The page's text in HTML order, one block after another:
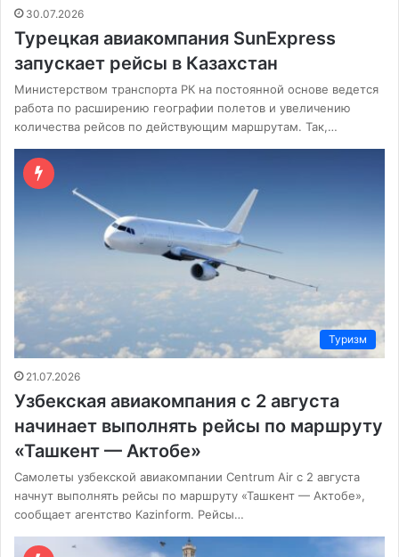
30.07.2026
Турецкая авиакомпания SunExpress
запускает рейсы в Казахстан
Министерством транспорта РК на постоянной основе ведется
работа по расширению географии полетов и увеличению
количества рейсов по действующим маршрутам. Так,…
Туризм
21.07.2026
Узбекская авиакомпания с 2 августа
начинает выполнять рейсы по маршруту
«Ташкент — Актобе»
Самолеты узбекской авиакомпании Centrum Air с 2 августа
начнут выполнять рейсы по маршруту «Ташкент — Актобе»,
сообщает агентство Kazinform. Рейсы…